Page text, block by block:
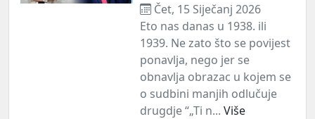
Čet, 15 Siječanj 2026
Eto nas danas u 1938. ili
1939. Ne zato što se povijest
ponavlja, nego jer se
obnavlja obrazac u kojem se
o sudbini manjih odlučuje
drugdje “„Ti n... Više